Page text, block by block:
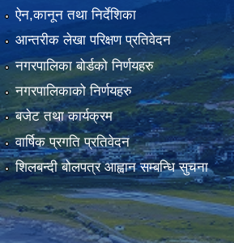
ऐन,कानून तथा निर्देशिका
आन्तरीक लेखा परिक्षण प्रतिवेदन
नगरपालिका बोर्डको निर्णयहरु
नगरपालिकाको निर्णयहरु
बजेट तथा कार्यक्रम
वार्षिक प्रगति प्रतिवेदन
शिलबन्दी बोलपत्र आह्वान सम्बन्धि सुचना